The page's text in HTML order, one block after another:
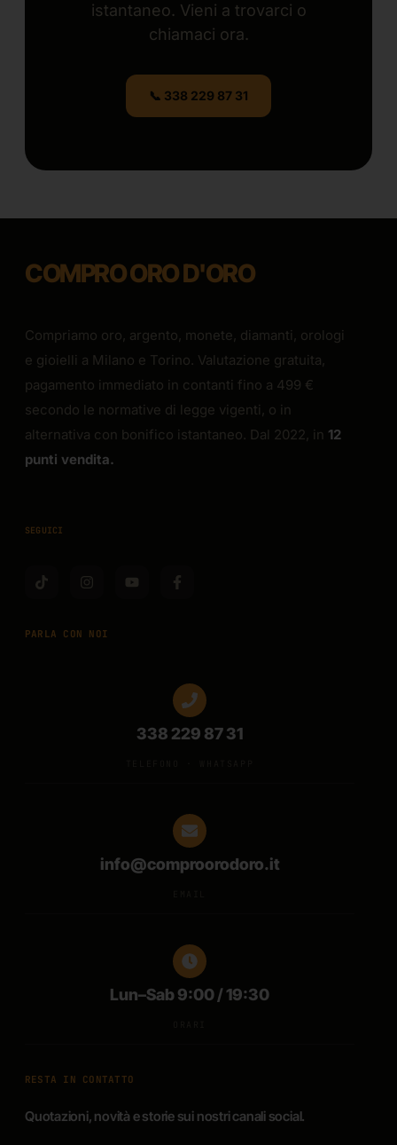
istantaneo. Vieni a trovarci o
chiamaci ora.
📞 338 229 87 31
COMPRO ORO D'ORO
Compriamo oro, argento, monete, diamanti, orologi
e gioielli a Milano e Torino. Valutazione gratuita,
pagamento immediato in contanti fino a 499 €
secondo le normative di legge vigenti, o in
alternativa con bonifico istantaneo. Dal 2022, in 12
punti vendita.
SEGUICI
PARLA CON NOI
338 229 87 31
info@comproorodoro.it
Lun–Sab 9:00 / 19:30
RESTA IN CONTATTO
Quotazioni, novità e storie sui nostri canali social.